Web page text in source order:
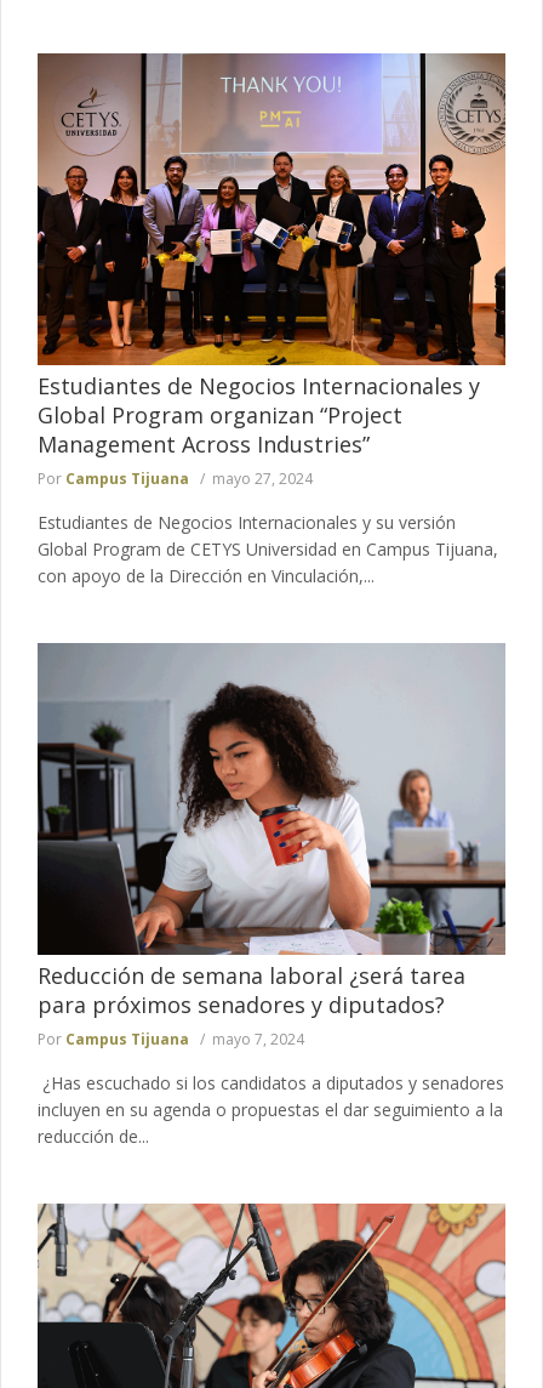
Estudiantes de Negocios Internacionales y
Global Program organizan “Project
Management Across Industries”
Por Campus Tijuana mayo 27, 2024
Estudiantes de Negocios Internacionales y su versión
Global Program de CETYS Universidad en Campus Tijuana,
con apoyo de la Dirección en Vinculación,...
Reducción de semana laboral ¿será tarea
para próximos senadores y diputados?
Por Campus Tijuana mayo 7, 2024
¿Has escuchado si los candidatos a diputados y senadores
incluyen en su agenda o propuestas el dar seguimiento a la
reducción de...